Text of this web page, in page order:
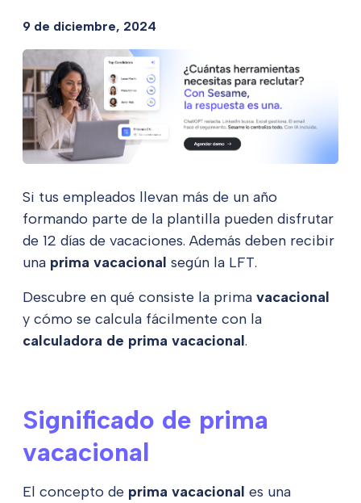
9 de diciembre, 2024
Si tus empleados llevan más de un año
formando parte de la plantilla pueden disfrutar
de 12 días de vacaciones. Además deben recibir
una prima vacacional según la LFT.
Descubre en qué consiste la prima vacacional
y cómo se calcula fácilmente con la
calculadora de prima vacacional.
Significado de prima
vacacional
El concepto de prima vacacional es una